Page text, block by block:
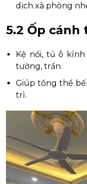
dịch xà phòng
5.2 Ốp cánh
Kệ nổi, tủ ô
tường, trần.
Giúp tổng thể
trì.